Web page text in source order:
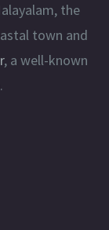
the
town and
, a well-known